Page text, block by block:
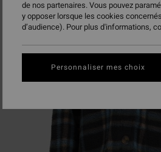
de nos partenaires. Vous pouvez
y opposer lorsque les cookies
d’audience). Pour plus d'informations,
Personnaliser mes choix